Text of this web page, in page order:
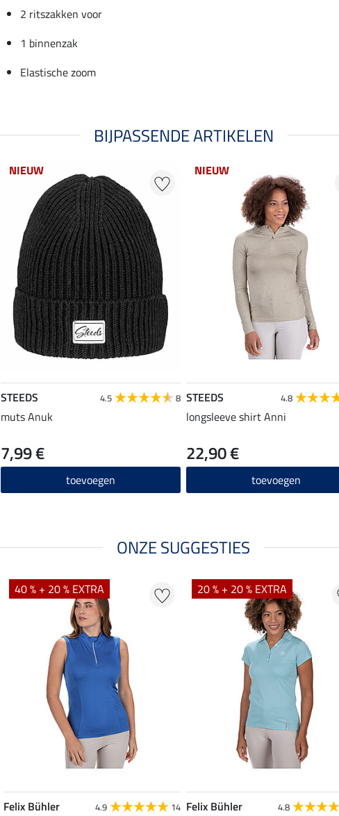
2 ritszakken voor
1 binnenzak
Elastische zoom
BIJPASSENDE ARTIKELEN
NIEUW
STEEDS 4.5 8
muts Anuk
7,99 €
toevoegen
NIEUW
STEEDS 4.8
longsleeve shirt Anni
22,90 €
toevoegen
ONZE SUGGESTIES
40 % + 20 % EXTRA
Felix Bühler 4.9 14
20 % + 20 % EXTRA
Felix Bühler 4.8